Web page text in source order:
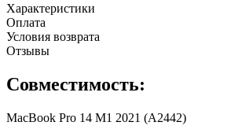
Характеристики
Оплата
Условия возврата
Отзывы
Совместимость:
MacBook Pro 14 M1 2021 (A2442)